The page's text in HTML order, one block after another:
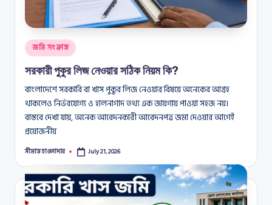
Posted
in
জমি সংক্রান্ত
সরকারী পুকুর লিজ নেওয়ার সঠিক নিয়ম কি?
বাংলাদেশে সরকারি বা খাস পুকুর লিজ নেওয়ার বিষয়ে অনেকের আগ্রহ
থাকলেও নির্ভরযোগ্য ও হালনাগাদ তথ্য এক জায়গায় পাওয়া সহজ নয়।
বাস্তবে দেখা যায়, অনেক আবেদনকারী আবেদনপত্র জমা দেওয়ার আগেই
প্রয়োজনীয়
Posted
সীমান্ত হাওলাদার July 21, 2026